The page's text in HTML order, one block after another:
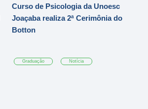
Curso de Psicologia da Unoesc
Joaçaba realiza 2ª Cerimônia do
Botton
Graduação Notícia